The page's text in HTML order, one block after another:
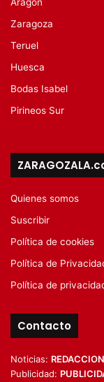
Aragón
Zaragoza
Teruel
Huesca
Bodas Isabel
Pirineos Sur
Quienes somos
Suscribir
Política de cookies
Política de
Política de
Contacto
Noticias:
Publicidad: